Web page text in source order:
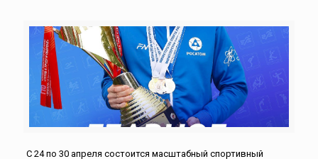
С 24 по 30 апреля состоится масштабный спортивный